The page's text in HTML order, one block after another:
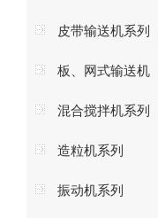
皮带输送机系列
板、网式输送机
混合搅拌机系列
造粒机系列
振动机系列